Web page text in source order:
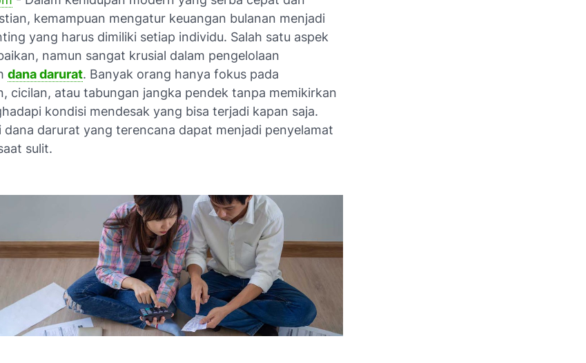
kemampuan mengatur keuangan bulanan menjadi
yang harus dimiliki setiap individu. Salah satu aspek
namun sangat krusial dalam pengelolaan
dana darurat. Banyak orang hanya fokus pada
cicilan, atau tabungan jangka pendek tanpa memikirkan
kondisi mendesak yang bisa terjadi kapan saja.
dana darurat yang terencana dapat menjadi penyelamat
sulit.